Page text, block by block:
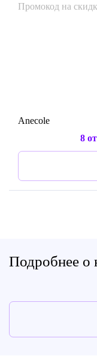
Промокод на
Anecole
8
Подробнее о